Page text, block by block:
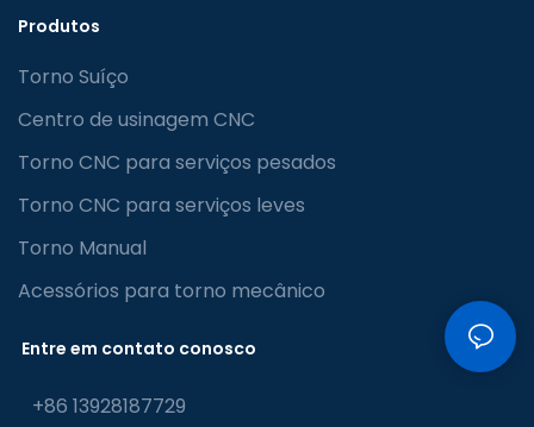
Produtos
Torno Suíço
Centro de usinagem CNC
Torno CNC para serviços pesados
Torno CNC para serviços leves
Torno Manual
Acessórios para torno mecânico
Entre em contato conosco
+86 13928187729